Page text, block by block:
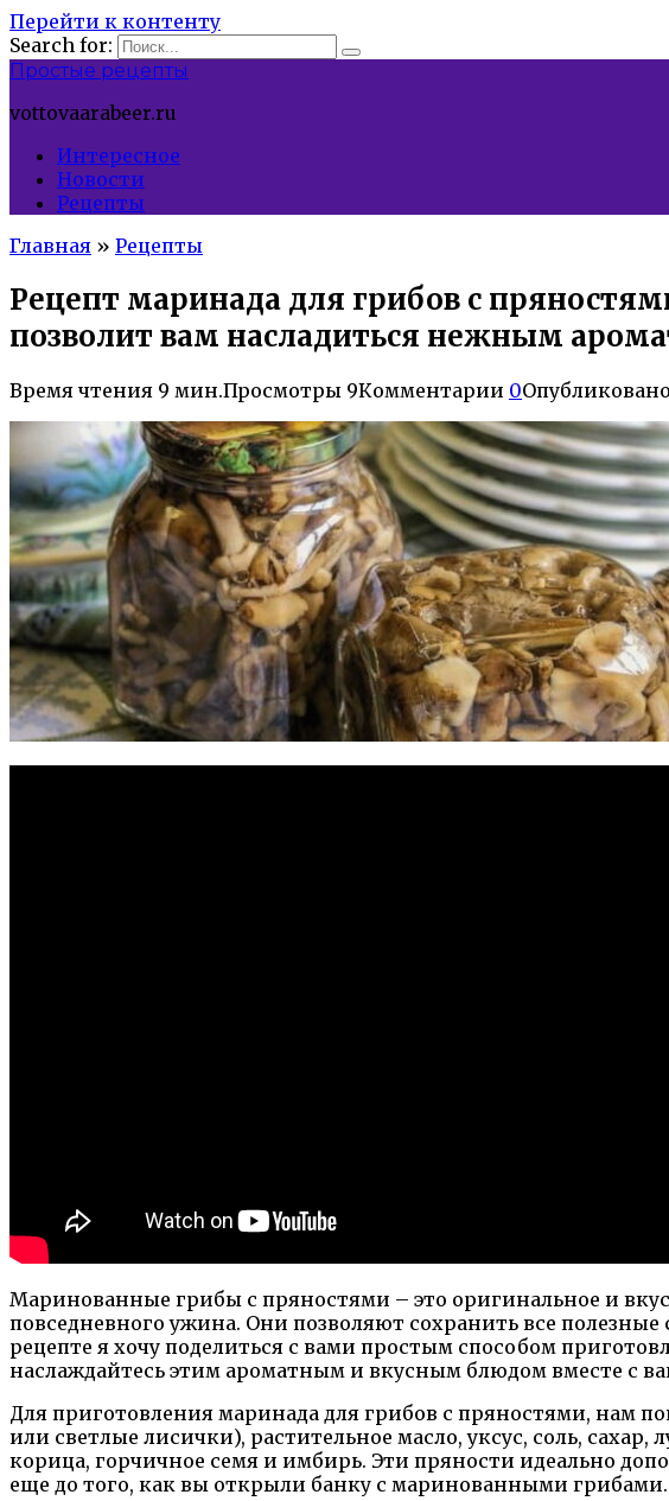
Перейти к контенту
Search for:
Простые рецепты
vottovaarabeer.ru
Интересное
Новости
Рецепты
Главная » Рецепты
Рецепт маринада для грибов с
позволит вам насладиться нежным
Время чтения 9 мин.Просмотры 9Комментарии 0Опубликовано
Маринованные грибы с пряностями – это оригинальное и
повседневного ужина. Они позволяют сохранить все
рецепте я хочу поделиться с вами простым способом
наслаждайтесь этим ароматным и вкусным блюдом вместе с
Для приготовления маринада для грибов с пряностями, нам
или светлые лисички), растительное масло, уксус, соль,
корица, горчичное семя и имбирь. Эти пряности идеально
еще до того, как вы открыли банку с маринованными грибами.